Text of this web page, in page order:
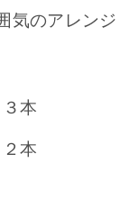
気のアレンジ
本
本